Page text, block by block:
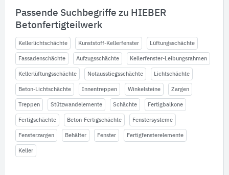
Passende Suchbegriffe zu HIEBER
Betonfertigteilwerk
Kellerlichtschächte Kunststoff-Kellerfenster Lüftungsschächte
Fassadenschächte Aufzugsschächte Kellerfenster-Leibungsrahmen
Kellerlüftungsschächte Notausstiegsschächte Lichtschächte
Beton-Lichtschächte Innentreppen Winkelsteine Zargen
Treppen Stützwandelemente Schächte Fertigbalkone
Fertigschächte Beton-Fertigschächte Fenstersysteme
Fensterzargen Behälter Fenster Fertigfensterelemente
Keller